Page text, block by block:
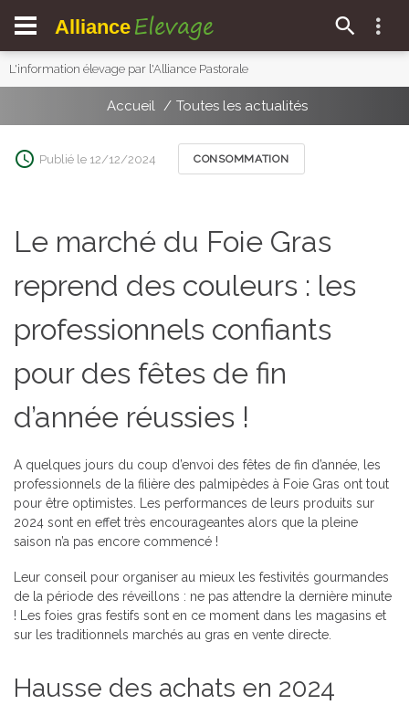
Alliance Elevage
L'information élevage par l'Alliance Pastorale
Accueil Toutes les actualités
Publié le 12/12/2024 CONSOMMATION
Le marché du Foie Gras
reprend des couleurs : les
professionnels confiants
pour des fêtes de fin
d’année réussies !
A quelques jours du coup d’envoi des fêtes de fin d’année, les
professionnels de la filière des palmipèdes à Foie Gras ont tout
pour être optimistes. Les performances de leurs produits sur
2024 sont en effet très encourageantes alors que la pleine
saison n’a pas encore commencé !
Leur conseil pour organiser au mieux les festivités gourmandes
de la période des réveillons : ne pas attendre la dernière minute
! Les foies gras festifs sont en ce moment dans les magasins et
sur les traditionnels marchés au gras en vente directe.
Hausse des achats en 2024